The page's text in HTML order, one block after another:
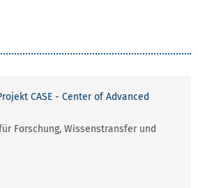
CASE - Center of Advanced
Forschung, Wissenstransfer und